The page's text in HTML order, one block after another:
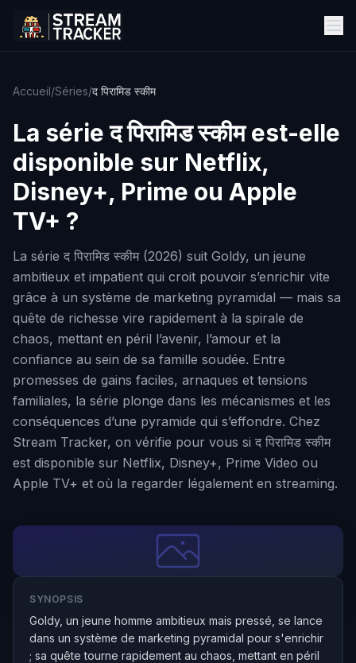
Accueil/Séries/द पिरामिड स्कीम
La sérieद पिरामिड स्कीमest-elle
disponible sur Netflix,
Disney+, Prime ou Apple
TV+ ?
La série द पिरामिड स्कीम (2026) suit Goldy, un jeune
ambitieux et impatient qui croit pouvoir s’enrichir vite
grâce à un système de marketing pyramidal — mais sa
quête de richesse vire rapidement à la spirale de
chaos, mettant en péril l’avenir, l’amour et la
confiance au sein de sa famille soudée. Entre
promesses de gains faciles, arnaques et tensions
familiales, la série plonge dans les mécanismes et les
conséquences d’une pyramide qui s’effondre. Chez
Stream Tracker, on vérifie pour vous si द पिरामिड स्कीम
est disponible sur Netflix, Disney+, Prime Video ou
Apple TV+ et où la regarder légalement en streaming.
SYNOPSIS
Goldy, un jeune homme ambitieux mais pressé, se lance
dans un système de marketing pyramidal pour s'enrichir
; sa quête tourne rapidement au chaos, mettant en péril